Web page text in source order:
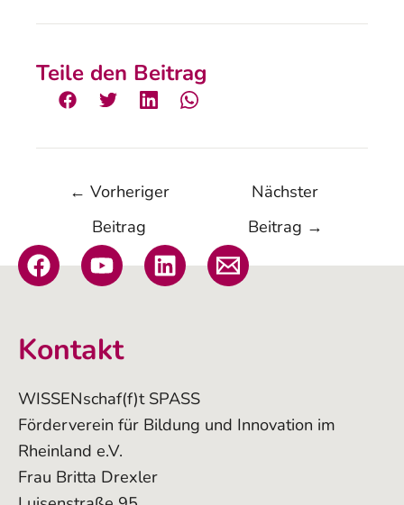
Teile den Beitrag
← Vorheriger
Beitrag
Nächster
Beitrag →
Kontakt
WISSENschaf(f)t SPASS
Förderverein für Bildung und Innovation im
Rheinland e.V.
Frau Britta Drexler